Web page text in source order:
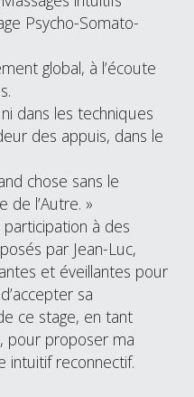
Psycho-Somato-
global, à l’écoute
dans les techniques
des appuis, dans le
chose sans le
de l’Autre. »
à des
par Jean-Luc,
et éveillantes pour
sa
ce stage, en tant
pour proposer ma
intuitif reconnectif.